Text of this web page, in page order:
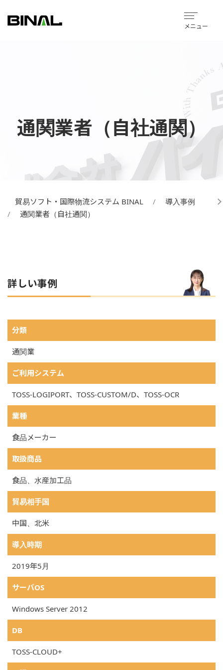
メニュー
通関業者（自社通関）
貿易ソフト・国際物流システム BINAL
導入事例
通関業者（自社通関）
詳しい事例
BINALシステムの導入事例の詳細情報
分類
通関業
ご利用システム
TOSS-LOGIPORT、TOSS-CUSTOM/D、TOSS-OCR
業種
食品メーカー
取扱商品
食品、水産加工品
貿易相手国
中国、北米
導入時期
2019年5月
サーバOS
Windows Server 2012
DB
TOSS-CLOUD+